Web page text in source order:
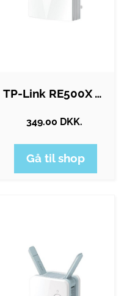
TP-Link RE500X AX1500 Wi-Fi 6 Range…
349.00 DKK.
Gå til shop